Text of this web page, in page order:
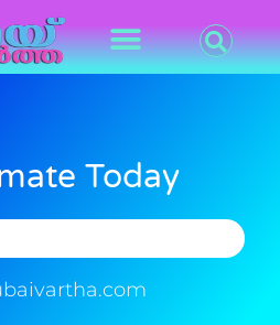
Today